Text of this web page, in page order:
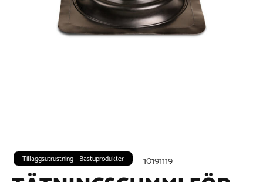
10191119
Tillaggsutrustning - Bastuprodukter